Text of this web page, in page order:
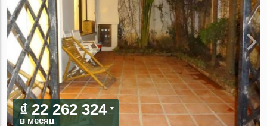
₫ 22 262 324
в месяц